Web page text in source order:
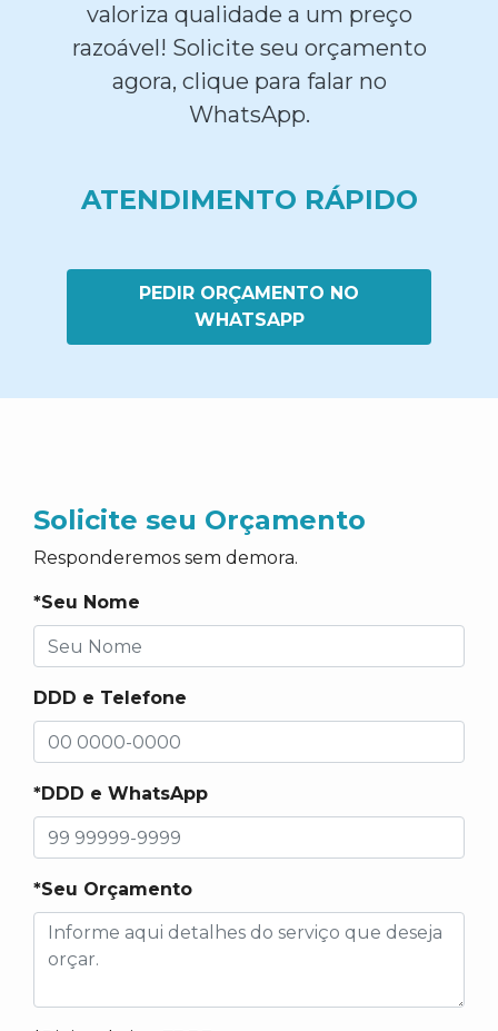
valoriza qualidade a um preço
razoável! Solicite seu orçamento
agora, clique para falar no
WhatsApp.
ATENDIMENTO RÁPIDO
PEDIR ORÇAMENTO NO
WHATSAPP
Solicite seu Orçamento
Responderemos sem demora.
*Seu Nome
DDD e Telefone
*DDD e WhatsApp
*Seu Orçamento